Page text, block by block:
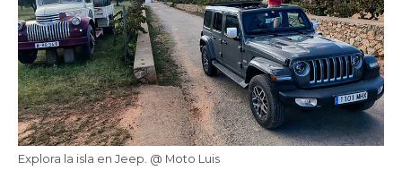
Explora la isla en Jeep. @ Moto Luis
Promo code:
Reservar